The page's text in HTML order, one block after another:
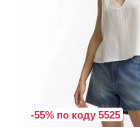
-55% по коду 5525